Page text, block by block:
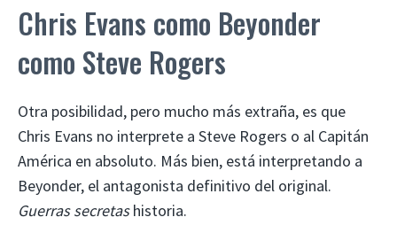
Chris Evans como Beyonder
como Steve Rogers
Otra posibilidad, pero mucho más extraña, es que
Chris Evans no interprete a Steve Rogers o al Capitán
América en absoluto. Más bien, está interpretando a
Beyonder, el antagonista definitivo del original.
Guerras secretashistoria.